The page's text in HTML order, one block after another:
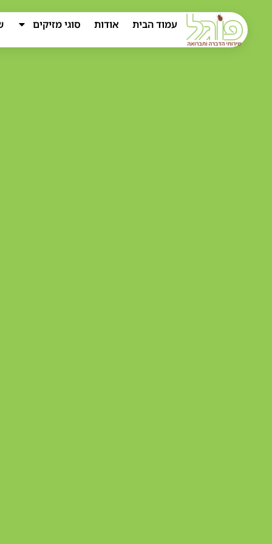
עמוד הבית אודות סוגי מזיקים